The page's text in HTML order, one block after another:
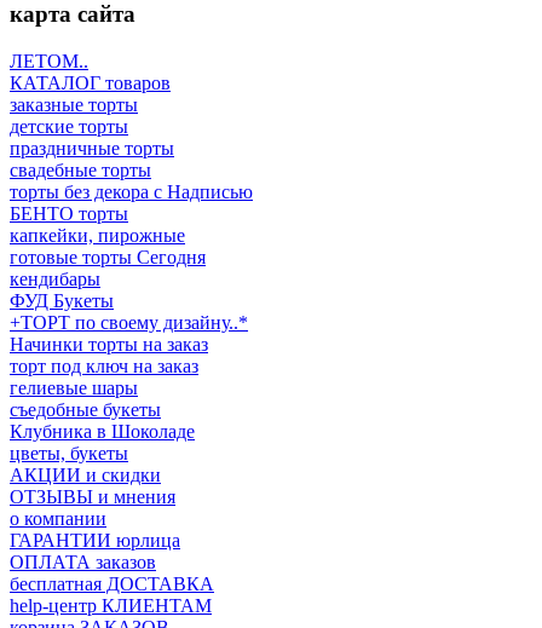
карта сайта
ЛЕТОМ..
КАТАЛОГ товаров
заказные торты
детские торты
праздничные торты
свадебные торты
торты без декора с Надписью
БЕНТО торты
капкейки, пирожные
готовые торты Сегодня
кендибары
ФУД Букеты
+ТОРТ по своему дизайну..*
Начинки торты на заказ
торт под ключ на заказ
гелиевые шары
съедобные букеты
Клубника в Шоколаде
цветы, букеты
АКЦИИ и скидки
ОТЗЫВЫ и мнения
о компании
ГАРАНТИИ юрлица
ОПЛАТА заказов
бесплатная ДОСТАВКА
help-центр КЛИЕНТАМ